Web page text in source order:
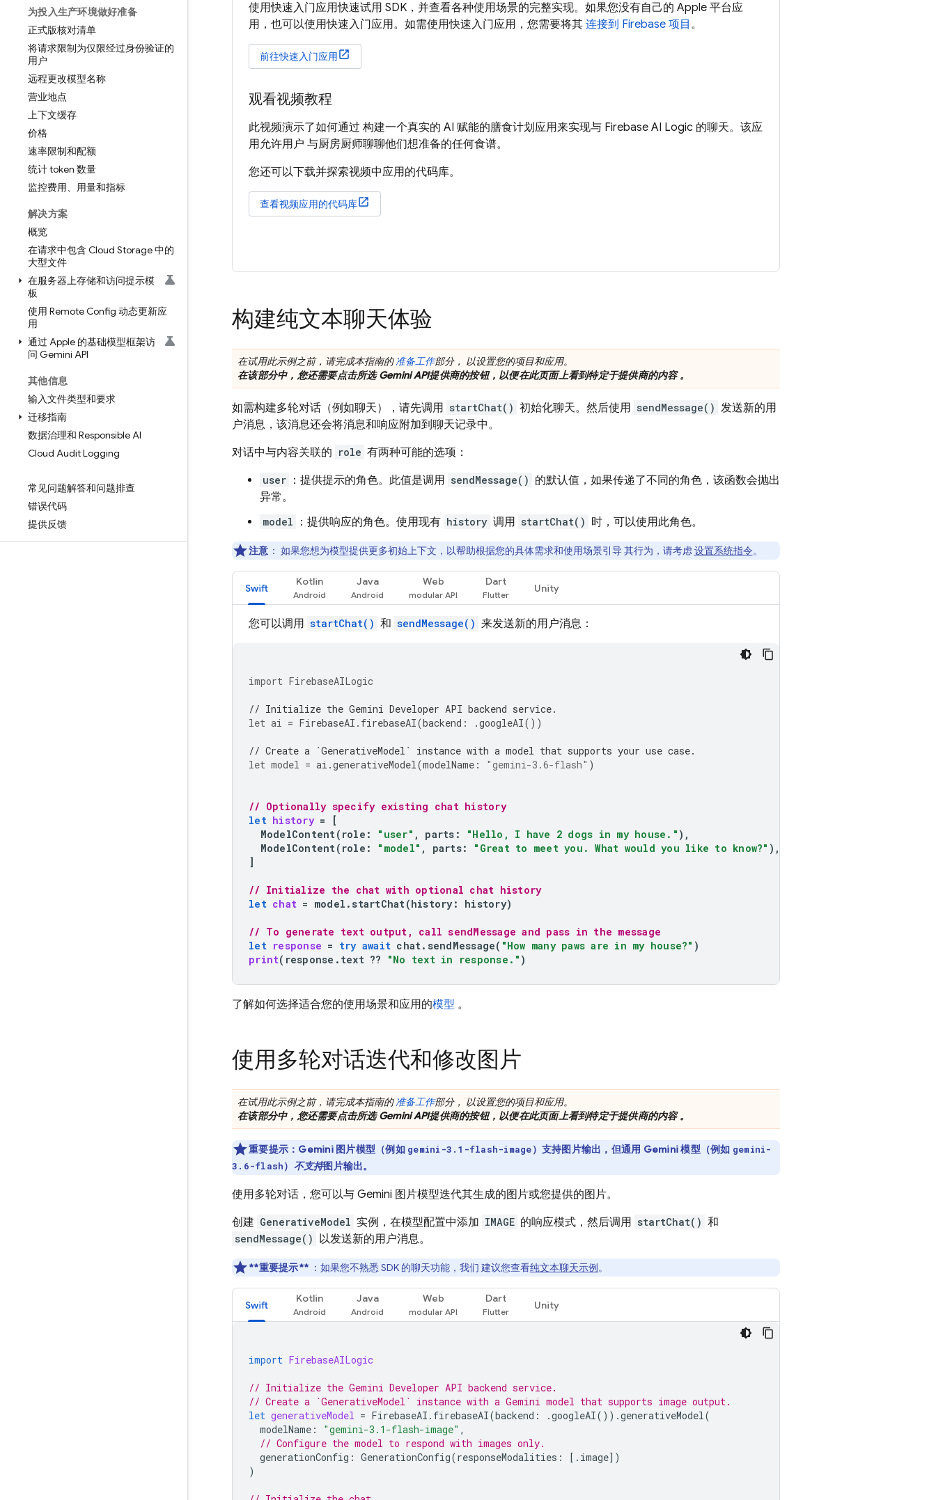
为投入生产环境做好准备
正式版核对清单
将请求限制为仅限经过身份验证的
用户
远程更改模型名称
营业地点
上下文缓存
价格
速率限制和配额
统计 token 数量
监控费用、用量和指标
解决方案
概览
在请求中包含 Cloud Storage 中的
大型文件
在服务器上存储和访问提示模
板
使用 Remote Config 动态更新应
用
通过 Apple 的基础模型框架访
问 Gemini API
其他信息
输入文件类型和要求
迁移指南
数据治理和 Responsible AI
Cloud Audit Logging
常见问题解答和问题排查
错误代码
提供反馈
使用快速入门应用快速试用 SDK，并查看各种使用场景的完整实现。如果您没有自己的 Apple 平台应
用，也可以使用快速入门应用。如需使用快速入门应用，您需要将其 连接到 Firebase 项目 。
前往快速入门应用
观看视频教程
此视频演示了如何通过 构建一个真实的 AI 赋能的膳食计划应用来实现与 Firebase AI Logic 的聊天。该应
用允许用户 与厨房厨师聊聊他们想准备的任何食谱。
您还可以下载并探索视频中应用的代码库。
查看视频应用的代码库
构建纯文本聊天体验
在试用此示例之前，请完成本指南的准备工作部分， 以设置您的项目和应用。
在该部分中，您还需要点击所选Gemini API提供商的按钮，以便在此页面上看到特定于提供商的内容 。
如需构建多轮对话（例如聊天），请先调用 startChat() 初始化聊天。然后使用 sendMessage() 发送新的用
户消息，该消息还会将消息和响应附加到聊天记录中。
对话中与内容关联的 role 有两种可能的选项：
user ：提供提示的角色。此值是调用 sendMessage() 的默认值，如果传递了不同的角色，该函数会抛出
异常。
model ：提供响应的角色。使用现有 history 调用 startChat() 时，可以使用此角色。
注意 ： 如果您想为模型提供更多初始上下文，以帮助根据您的具体需求和使用场景引导 其行为，请考虑设置系统指令。
Swift
Kotlin Java Web Dart
Unity
您可以调用 startChat() 和 sendMessage() 来发送新的用户消息：
import FirebaseAILogic
// Initialize the Gemini Developer API backend service.
let ai = FirebaseAI . firebaseAI(backend : .googleAI())
// Create a `GenerativeModel` instance with a model that supports your use case.
let model = ai .generativeModel(modelName : "gemini-3.6-flash" )
// Optionally specify existing chat history
let history =
[
ModelContent( role : "user" , parts : "Hello, I have 2 dogs in my house." ),
ModelContent( role : "model" , parts: "Great to meet you. What would you like to know?" ),
]
// Initialize the chat with optional chat history
let chat = model . startChat(history: history)
// To generate text output, call sendMessage and pass in the message
let response = try await chat. sendMessage( "How many paws are in my house?" )
print( response . text ?? "No text in response." )
了解如何选择适合您的使用场景和应用的模型 。
使用多轮对话迭代和修改图片
在试用此示例之前，请完成本指南的准备工作部分， 以设置您的项目和应用。
在该部分中，您还需要点击所选Gemini API提供商的按钮，以便在此页面上看到特定于提供商的内容 。
重要提示： Gemini图片模型（例如 gemini-3.1-flash-image）支持图片输出，但通用 Gemini模型（例如 gemini-
3.6-flash） 不支持图片输出。
使用多轮对话，您可以与 Gemini 图片模型迭代其生成的图片或您提供的图片。
创建 GenerativeModel 实例，在模型配置中添加 IMAGE 的响应模式，然后调用 startChat() 和
sendMessage() 以发送新的用户消息。
**重要提示** ：如果您不熟悉 SDK 的聊天功能，我们 建议您查看纯文本聊天示例。
Swift
Kotlin Java Web Dart
Unity
import FirebaseAILogic
// Initialize the Gemini Developer API backend service.
// Create a `GenerativeModel` instance with a Gemini model that supports image output.
let generativeModel = FirebaseAI . firebaseAI(backend : .googleAI()).generativeModel(
modelName : "gemini-3.1-flash-image" ,
// Configure the model to respond with images only.
generationConfig : GenerationConfig(responseModalities : [. image])
)